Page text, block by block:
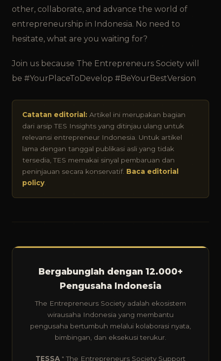
other, collaborate, and advance the world of
entrepreneurship in Indonesia. No need to
hesitate, what are you waiting for?
Join us because The Entrepreneurs Society will
be #YourPlaceToDevelop #BeYourBestVersion
Catatan editorial: Artikel ini merupakan bagian
dari arsip TES Insights yang ditinjau ulang untuk
relevansi entrepreneur Indonesia. Untuk artikel
lama dengan tanggal publikasi asli yang tidak
tersedia, TES memakai sinyal pembaruan dan
peninjauan secara konservatif. Baca editorial
policy.
Bergabunglah dengan 12.000+
Pengusaha Indonesia
The Entrepreneurs Society adalah ekosistem
wirausaha Indonesia yang membantu
pengusaha bertumbuh melalui kolaborasi nyata,
bimbingan, dan eksekusi terukur.
TESSA" The Entrepreneurs Society Support